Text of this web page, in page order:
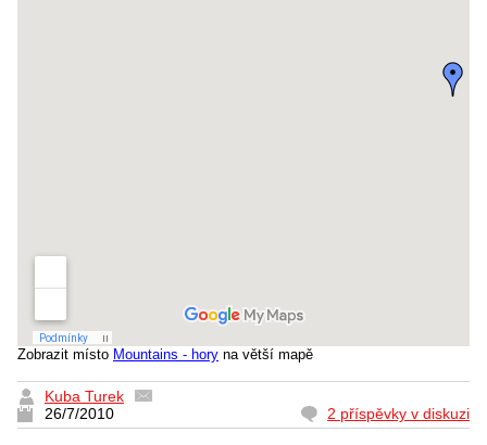
Zobrazit místo Mountains - hory na větší mapě
Kuba Turek
26/7/2010
2 příspěvky v diskuzi